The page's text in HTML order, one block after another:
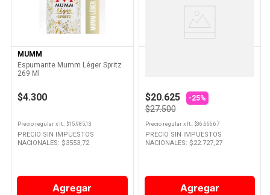
Ver
Producto
MUMM
Espumante Mumm Léger Spritz
269 Ml
$4.300
Precio regular x lt.: $15.985,13
PRECIO SIN IMPUESTOS
NACIONALES: $3553,72
Agregar
Producto
$20.625 -25%
$27.500
Precio regularx lt.: $36.666,67
PRECIO SIN IMPUESTOS
NACIONALES: $22.727,27
Agregar